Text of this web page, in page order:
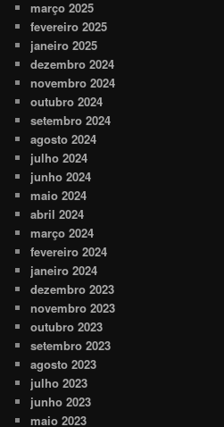
março 2025
fevereiro 2025
janeiro 2025
dezembro 2024
novembro 2024
outubro 2024
setembro 2024
agosto 2024
julho 2024
junho 2024
maio 2024
abril 2024
março 2024
fevereiro 2024
janeiro 2024
dezembro 2023
novembro 2023
outubro 2023
setembro 2023
agosto 2023
julho 2023
junho 2023
maio 2023